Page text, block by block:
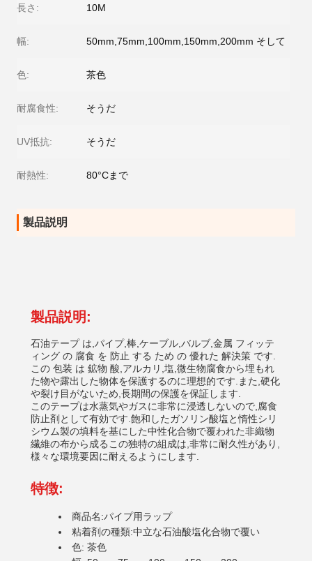
長さ: 10M
幅: 50mm,75mm,100mm,150mm,200mm そして
色: 茶色
耐腐食性: そうだ
UV抵抗: そうだ
耐熱性: 80°Cまで
製品説明
製品説明:
石油テープ は,パイプ,棒,ケーブル,バルブ,金属 フィッテ
ィング の 腐食 を 防止 する ため の 優れた 解決策 です.
この 包装 は 鉱物 酸,アルカリ,塩,微生物腐食から埋もれ
た物や露出した物体を保護するのに理想的です.また,硬化
や裂け目がないため,長期間の保護を保証します.
このテープは水蒸気やガスに非常に浸透しないので,腐食
防止剤として有効です.飽和したガソリン酸塩と惰性シリ
シウム製の填料を基にした中性化合物で覆われた非織物
繊維の布から成るこの独特の組成は,非常に耐久性があり,
様々な環境要因に耐えるようにします.
特徴:
商品名:パイプ用ラップ
粘着剤の種類:中立な石油酸塩化合物で覆い
色: 茶色